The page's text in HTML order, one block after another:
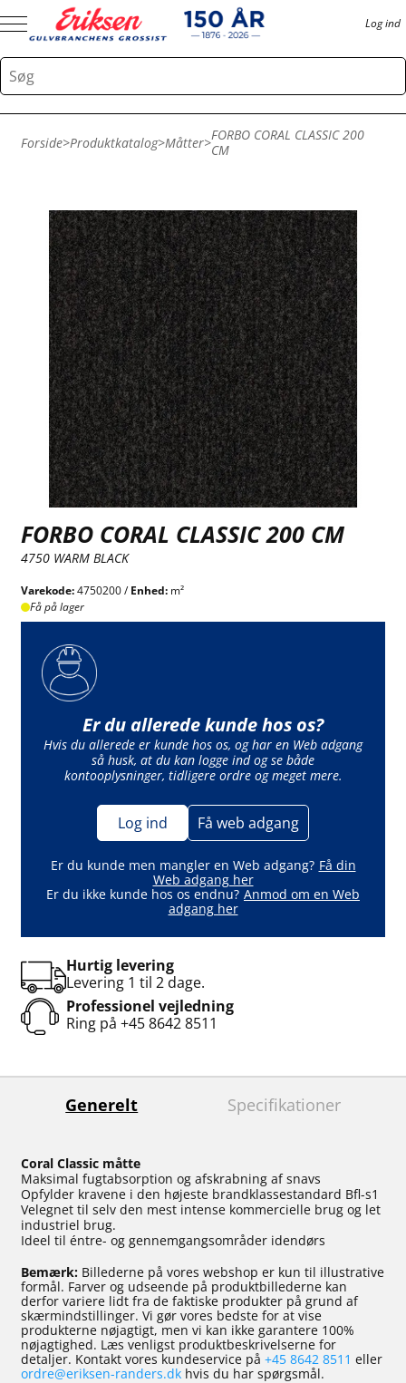
Log ind
Forside>Produktkatalog>Måtter>FORBO CORAL CLASSIC 200
CM
FORBO CORAL CLASSIC 200 CM
4750 WARM BLACK
Varekode:4750200 /Enhed: m²
Få på lager
Er du allerede kunde hos os?
Hvis du allerede er kunde hos os, og har en Web adgang
så husk, at du kan logge ind og se både
kontooplysninger, tidligere ordre og meget mere.
Log ind Få web adgang
Er du kunde men mangler en Web adgang? Få din
Web adgang her
Er du ikke kunde hos os endnu? Anmod om en Web
adgang her
Hurtig levering
Levering 1 til 2 dage.
Professionel vejledning
Ring på +45 8642 8511
Generelt Specifikationer
Coral Classic måtte
Maksimal fugtabsorption og afskrabning af snavs
Opfylder kravene i den højeste brandklassestandard Bfl-s1
Velegnet til selv den mest intense kommercielle brug og let
industriel brug.
Ideel til éntre- og gennemgangsområder idendørs
Bemærk: Billederne på vores webshop er kun til illustrative
formål. Farver og udseende på produktbillederne kan
derfor variere lidt fra de faktiske produkter på grund af
skærmindstillinger. Vi gør vores bedste for at vise
produkterne nøjagtigt, men vi kan ikke garantere 100%
nøjagtighed. Læs venligst produktbeskrivelserne for
detaljer. Kontakt vores kundeservice på +45 8642 8511 eller
ordre@eriksen-randers.dk hvis du har spørgsmål.